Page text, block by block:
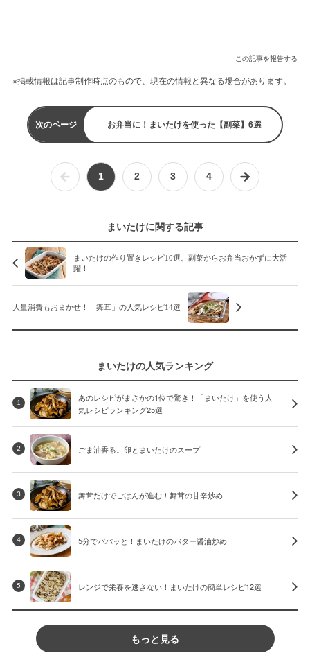
この記事を報告する
※掲載情報は記事制作時点のもので、現在の情報と異なる場合があります。
次のページ お弁当に！まいたけを使った【副菜】6選
1 2 3 4
まいたけに関する記事
まいたけの作り置きレシピ10選。副菜からお弁当おかずに大活
躍！
大量消費もおまかせ！「舞茸」の人気レシピ14選
まいたけの人気ランキング
1
あのレシピがまさかの1位で驚き！「まいたけ」を使う人
気レシピランキング25選
2 ごま油香る。卵とまいたけのスープ
3 舞茸だけでごはんが進む！舞茸の甘辛炒め
4 5分でパパッと！まいたけのバター醤油炒め
5 レンジで栄養を逃さない！まいたけの簡単レシピ12選
もっと見る